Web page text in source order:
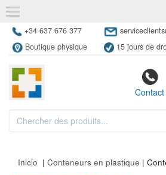
+34 637 676 377
Boutique physique
15 jours de
Contact
Inicio | Conteneurs en plastique |